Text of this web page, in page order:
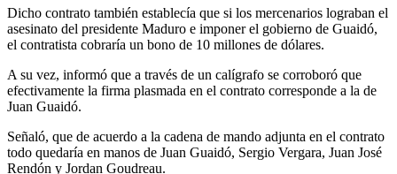
Dicho contrato también establecía que si los mercenarios lograban el
asesinato del presidente Maduro e imponer el gobierno de Guaidó,
el contratista cobraría un bono de 10 millones de dólares.
A su vez, informó que a través de un calígrafo se corroboró que
efectivamente la firma plasmada en el contrato corresponde a la de
Juan Guaidó.
Señaló, que de acuerdo a la cadena de mando adjunta en el contrato
todo quedaría en manos de Juan Guaidó, Sergio Vergara, Juan José
Rendón y Jordan Goudreau.